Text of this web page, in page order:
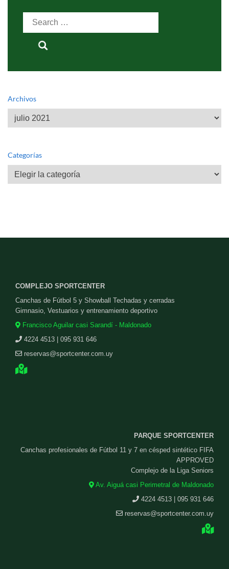
Search
for:
Archivos
Archivos
Categorías
Categorías
COMPLEJO SPORTCENTER
Canchas de Fútbol 5 y Showball Techadas y cerradas
Gimnasio, Vestuarios y entrenamiento deportivo
Francisco Aguilar casi Sarandí - Maldonado
4224 4513 | 095 931 646
reservas@sportcenter.com.uy
PARQUE SPORTCENTER
Canchas profesionales de Fútbol 11 y 7 en césped sintético FIFA
APPROVED
Complejo de la Liga Seniors
Av. Aiguá casi Perimetral de Maldonado
4224 4513 | 095 931 646
reservas@sportcenter.com.uy